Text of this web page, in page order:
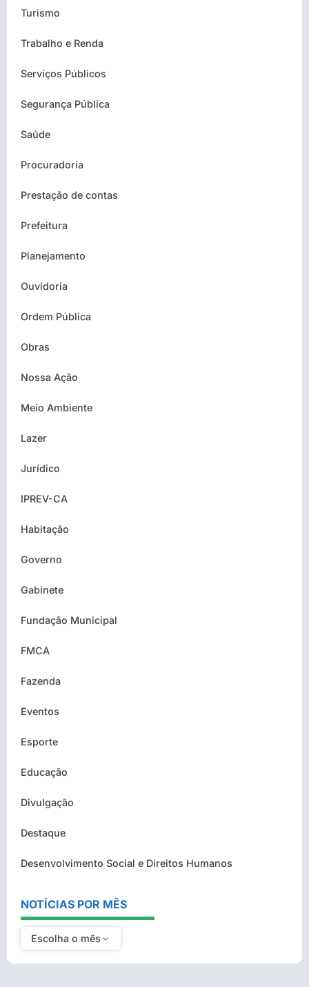
Turismo
Trabalho e Renda
Serviços Públicos
Segurança Pública
Saúde
Procuradoria
Prestação de contas
Prefeitura
Planejamento
Ouvidoria
Ordem Pública
Obras
Nossa Ação
Meio Ambiente
Lazer
Jurídico
IPREV-CA
Habitação
Governo
Gabinete
Fundação Municipal
FMCA
Fazenda
Eventos
Esporte
Educação
Divulgação
Destaque
Desenvolvimento Social e Direitos Humanos
NOTÍCIAS POR MÊS
Escolha o mês